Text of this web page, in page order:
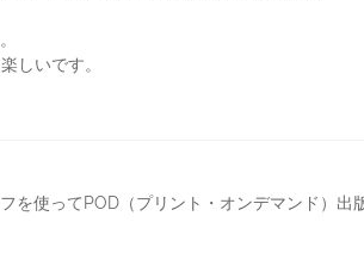
しいです。
使ってPOD（プリント・オンデマンド）出